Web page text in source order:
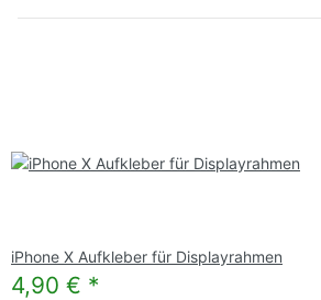
iPhone X Aufkleber für Displayrahmen
4,90 € *